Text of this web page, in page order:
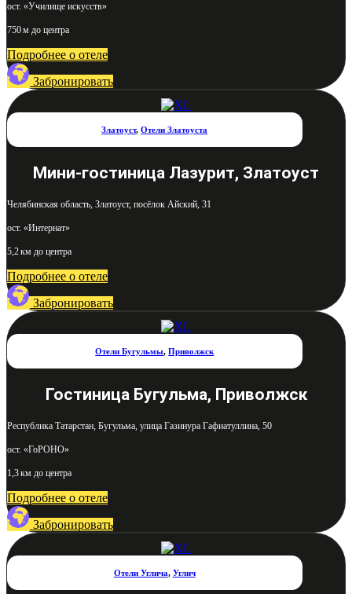
ост. «Училище искусств»
750 м до центра
Подробнее о отеле
Забронировать
Златоуст,Отели Златоуста
Мини-гостиница Лазурит, Златоуст
Челябинская область, Златоуст, посёлок Айский, 31
ост. «Интернат»
5,2 км до центра
Подробнее о отеле
Забронировать
Отели Бугульмы,Приволжск
Гостиница Бугульма, Приволжск
Республика Татарстан, Бугульма, улица Газинура Гафиатуллина, 50
ост. «ГоРОНО»
1,3 км до центра
Подробнее о отеле
Забронировать
Отели Углича, Углич